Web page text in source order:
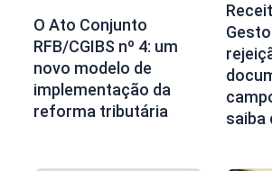
O Ato Conjunto
RFB/CGIBS nº 4: um
novo modelo de
implementação da
reforma tributária
saiba